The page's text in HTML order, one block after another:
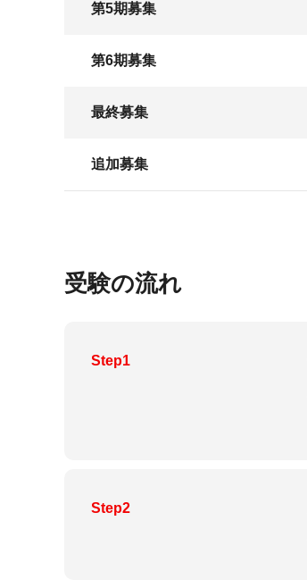
第5期募集
第6期募集
最終募集
追加募集
受験の流れ
Step1
Step2